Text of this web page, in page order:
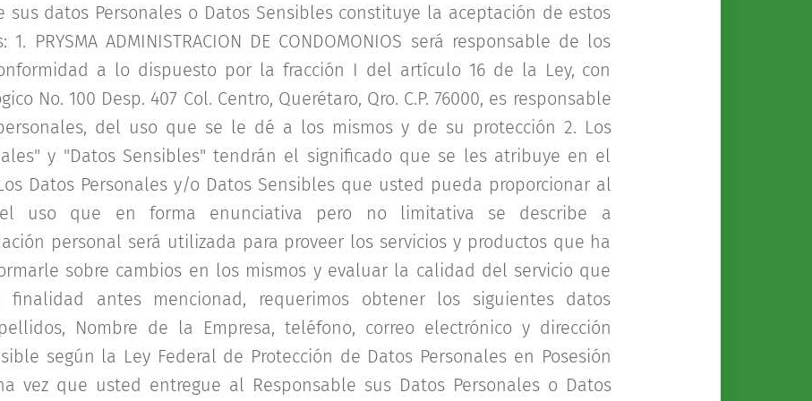
sus datos Personales o Datos Sensibles constituye la aceptación de estos
PRYSMA ADMINISTRACION DE CONDOMONIOS será responsable de los
a lo dispuesto por la fracción I del artículo 16 de la Ley, con
No. 100 Desp. 407 Col. Centro, Querétaro, Qro. C.P. 76000, es responsable
del uso que se le dé a los mismos y de su protección 2. Los
y "Datos Sensibles" tendrán el significado que se les atribuye en el
Datos Personales y/o Datos Sensibles que usted pueda proporcionar al
el uso que en forma enunciativa pero no limitativa se describe a
personal será utilizada para proveer los servicios y productos que ha
sobre cambios en los mismos y evaluar la calidad del servicio que
antes mencionad, requerimos obtener los siguientes datos
Nombre de la Empresa, teléfono, correo electrónico y dirección
según la Ley Federal de Protección de Datos Personales en Posesión
vez que usted entregue al Responsable sus Datos Personales o Datos